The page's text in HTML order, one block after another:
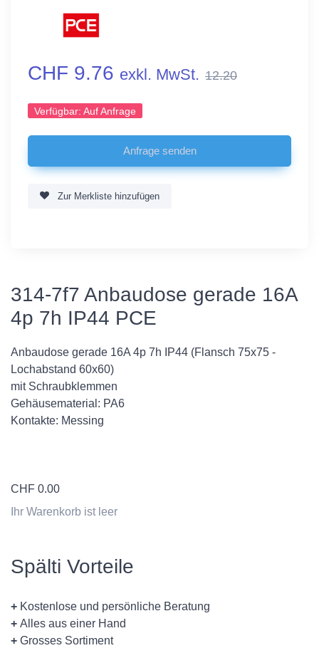
CHF 9.76 exkl. MwSt. 12.20
Verfügbar: Auf Anfrage
Zur Merkliste hinzufügen
314-7f7 Anbaudose gerade 16A
4p 7h IP44 PCE
Anbaudose gerade 16A 4p 7h IP44 (Flansch 75x75 -
Lochabstand 60x60)
mit Schraubklemmen
Gehäusematerial: PA6
Kontakte: Messing
CHF 0.00
Ihr Warenkorb ist leer
Spälti Vorteile
+ Kostenlose und persönliche Beratung
+ Alles aus einer Hand
+ Grosses Sortiment